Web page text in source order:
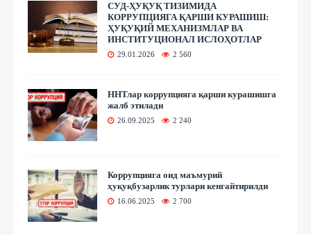
СУД-ҲУҚУҚ ТИЗИМИДА
КОРРУПЦИЯГА ҚАРШИ КУРАШИШ:
ҲУҚУҚИЙ МЕХАНИЗМЛАР ВА
ИНСТИТУЦИОНАЛ ИСЛОҲОТЛАР
29.01.2026 2 560
ННТлар коррупцияга қарши курашишга
жалб этилади
26.09.2025 2 240
Коррупцияга оид маъмурий
ҳуқуқбузарлик турлари кенгайтирилди
16.06.2025 2 700